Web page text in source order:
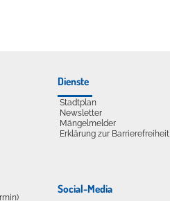
Dienste
Stadtplan
Newsletter
Mängelmelder
Erklärung zur Barrierefreiheit
Social-Media